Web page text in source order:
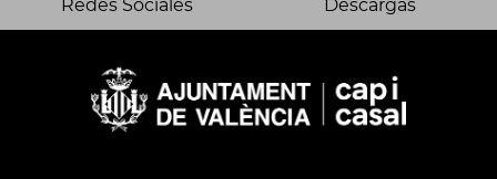
Redes Sociales Descargas